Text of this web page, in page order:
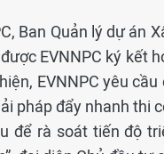
Ban Quản lý dự án
EVNNPC ký kết
EVNNPC yêu cầu
pháp đẩy nhanh thi
để rà soát tiến độ